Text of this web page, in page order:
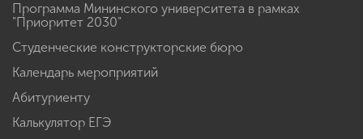
Программа Мининского университета в рамках
"Приоритет 2030"
Студенческие конструкторские бюро
Календарь мероприятий
Абитуриенту
Калькулятор ЕГЭ